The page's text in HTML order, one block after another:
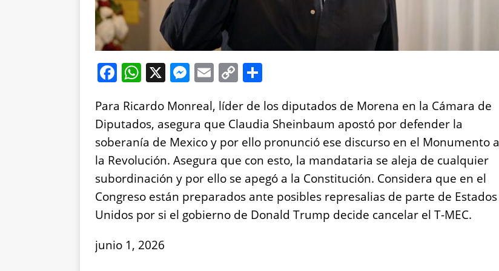
F
c
e
b
o
o
k
W
at
s
A
p
p
X M
ss
e
n
g
er
E
ai
l
C
p
y
Li
n
k
a
re
Para Ricardo Monreal, líder de los diputados de Morena en la Cámara de
Diputados, asegura que Claudia Sheinbaum apostó por defender la
soberanía de Mexico y por ello pronunció ese discurso en el Monumento a
la Revolución. Asegura que con esto, la mandataria se aleja de cualquier
subordinación y por ello se apegó a la Constitución. Considera que en el
Congreso están preparados ante posibles represalias de parte de Estados
Unidos por si el gobierno de Donald Trump decide cancelar el T-MEC.
junio 1, 2026